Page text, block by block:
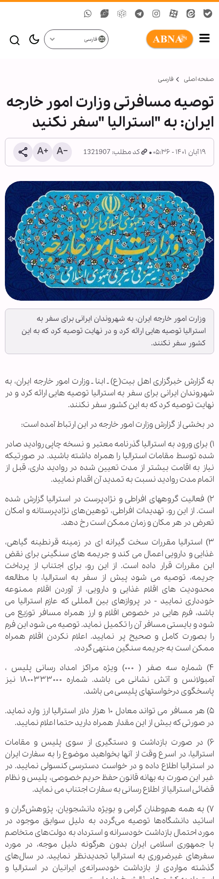
فارسی
صفحه اصلی فارسی
توصیه مسافرتی وزارت امور خارجه
ایران: به "استرالیا "سفر نکنید
۱۹ آبان ۱۴۰۱ - ۰۵:۳۶ کد مطلب: 1321907
وزارت امور خارجه ایران، به شهروندان ایرانی برای سفر به
استرالیا توصیه هایی ارائه کرد و در نهایت توصیه کرد که به این
کشور سفر نکنند.
به گزارش خبرگزاری اهل بیت(ع) ـ ابنا ـ وزارت امور خارجه ایران، به
شهروندان ایرانی برای سفر به استرالیا توصیه هایی ارائه کرد و در
نهایت توصیه کرد که به این کشور سفر نکنند.
در بخشی از گزارش وزارت امور خارجه در این ارتباط آمده است:
۱) برای ورود به استرالیا گذرنامه معتبر و نسخه چاپی روادید صادر
شده توسط مقامات استرالیا را همراه داشته باشید. در صورتیکه
نیاز به اقامت بیشتر از مدت تعیین شده در روادید داری، قبل از
اتمام مدت روادید نسبت به تمدید آن اقدام نمایید.
۲) فعالیت گروههای افراطی و نژادپرست در استرالیا گزارش شده
است. از این رو، تهدیدات افراطی، توهین‌های نژادپرستانه و امکان
تعرض در هر مکان و زمان ممکن است رخ دهد.
۳) استرالیا مقررات سخت گیرانه ای در زمینه قرنطینه گیاهی،
غذایی و دارویی اعمال می کند و جریمه های سنگینی برای نقض
این مقررات قرار داده است. از این رو، برای اجتناب از پرداخت
جریمه، توصیه می شود پیش از سفر به استرالیا، با مطالعه
محدودیت های اقلام غذایی و دارویی، از آوردن اقلام ممنوعه
خودداری نمایید - در پروازهای بین المللی که عازم استرالیا می
باشد، فرم هایی در خصوص اقلام و ارز همراه مسافر توزیع می
شود و بایستی مسافر آن را تکمیل نماید. توصیه می شود این فرم
را بصورت کامل و صحیح پر نمایید. اعلام نکردن اقلام همراه
ممکن است به جریمه سنگین منتهی گردد.
۴) شماره سه صفر ( ۰۰۰) ویژه مراکز امداد رسانی پلیس ،
آمبولانس و آتش نشانی می باشد. شماره ۱۸۰۰۳۳۳۰۰۰ نیز
پاسخگوی درخواستهای پلیسی می باشد.
۵) هر مسافر می تواند معادل ۱۰ هزار دلار استرالیا ارز وارد نماید.
در صورتی که بیش از این مقدار همراه دارید حتما اعلام نمایید.
۶) در صورت بازداشت و دستگیری از سوی پلیس و مقامات
استرالیا، در اسرع وقت از آنها بخواهید موضوع را به سفارت ایران
در استرالیا اطلاع داده و در خواست دسترسی کنسولی نمایید. در
غیر این صورت به بهانه قانون حفظ حریم خصوصی، پلیس و نظام
قضائی استرالیا از اطلاع رسانی به سفارت اجتناب می نماید.
۷) به همه‌ هم‌وطنان گرامی و بویژه دانشجویان، پژوهش‌گران و
اساتید دانشگاه‌ها توصیه می‌گردد به دلیل سوابق موجود در
مورد احتمال بازداشت خودسرانه و استرداد به دولت‌های متخاصم
با جمهوری اسلامی ایران بدون هرگونه دلیل موجه، در مورد
سفرهای غیرضروری به استرالیا تجدیدنظر نمایید. در سال‌های
گذشته مواردی از بازداشت خودسرانه‌ی ایرانیان در استرالیا و